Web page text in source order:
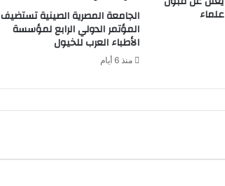
الجامعة المصرية الصينية تستضيف
المؤتمر الدولي الرابع لمؤسسة
الأطباء العرب للخيول
منذ 6 أيام